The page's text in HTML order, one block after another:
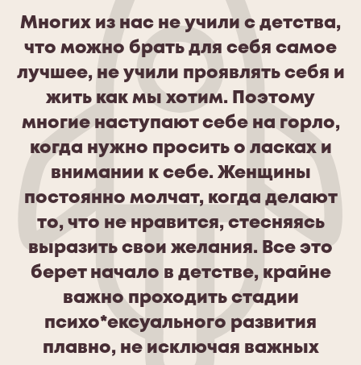
Многих из нас не учили с детства,
что можно брать для себя самое
лучшее, не учили проявлять себя и
жить как мы хотим. Поэтому
многие наступают себе на горло,
когда нужно просить о ласках и
внимании к себе. Женщины
постоянно молчат, когда делают
то, что не нравится, стесняясь
выразить свои желания. Все это
берет начало в детстве, крайне
важно проходить стадии
психо*ексуального развития
плавно, не исключая важных